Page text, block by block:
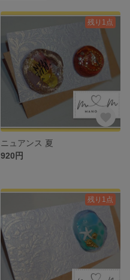
残り1点
ニュアンス 夏
920円
残り1点